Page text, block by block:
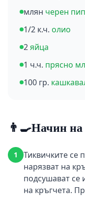
млян черен
1/2 к.ч. олио
2яйца
1 ч.ч. прясно
100 гр.
👨‍🍳Начин на
1
Тиквичките се
нарязват на
подсушават се
на кръгчета.